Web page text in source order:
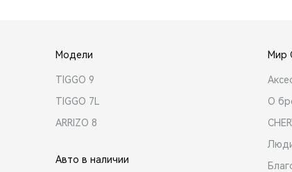
Модели
TIGGO 9
TIGGO 7L
ARRIZO 8
Авто в наличии
Мир
О
Люди